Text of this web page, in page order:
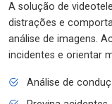
A solução de
distrações e
análise de imagens.
incidentes e orientar
Análise de